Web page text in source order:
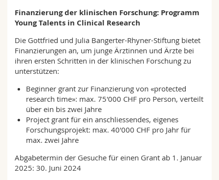
Finanzierung der klinischen Forschung: Programm
Young Talents in Clinical Research
Die Gottfried und Julia Bangerter-Rhyner-Stiftung bietet
Finanzierungen an, um junge Ärztinnen und Ärzte bei
ihren ersten Schritten in der klinischen Forschung zu
unterstützen:
Beginner grant zur Finanzierung von «protected
research time»: max. 75'000 CHF pro Person, verteilt
über ein bis zwei Jahre
Project grant für ein anschliessendes, eigenes
Forschungsprojekt: max. 40'000 CHF pro Jahr für
max. zwei Jahre
Abgabetermin der Gesuche für einen Grant ab 1. Januar
2025: 30. Juni 2024